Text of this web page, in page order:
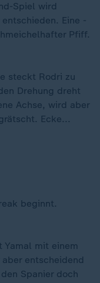
Spiel wird
Eine -
Pfiff.
steckt Rodri zu
Drehung dreht
Achse, wird aber
Ecke...
beginnt.
Yamal mit einem
entscheidend
Spanier doch